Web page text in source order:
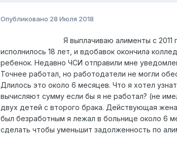
Опубликовано 28 Июля 2018
Я выплачиваю алименты с 2011
исполнилось 18 лет, и вдобавок окончила
ребенок. Недавно ЧСИ отправили мне
Точнее работал, но работодатели не могли
Длилось это около 6 месяцев. Что я хотел
вычисляют сумму если бы я не работал? (не
двух детей с второго брака. Действующая
был безработным я лежал в больнице около 6
сделать чтобы уменьшит задолженность по